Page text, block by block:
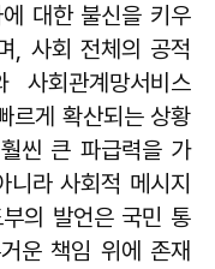
대한 불신을 키우
, 사회 전체의 공적
회관계망서비스
르게 확산되는 상황
씬 큰 파급력을 가
라 사회적 메시지
의 발언은 국민 통
운 책임 위에 존재